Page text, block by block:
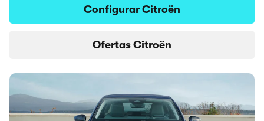
Configurar Citroën
Ofertas Citroën